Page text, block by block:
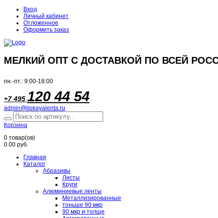
Вход
Личный кабинет
Отложенное
Оформить заказ
МЕЛКИЙ ОПТ С ДОСТАВКОЙ ПО ВСЕЙ
пн.-пт.: 9:00-18:00
+7 495 120 44 54
admin@lipkayalenta.ru
Корзина
0 товар(ов)
0.00 руб.
Главная
Каталог
Абразивы
Листы
Круги
Алюминиевые ленты
Металлизированные
тоньше 90 мкр
90 мкр и толще